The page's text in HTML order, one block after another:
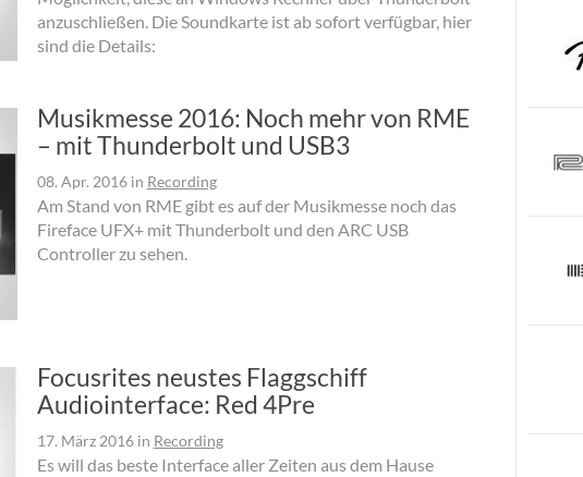
anzuschließen. Die Soundkarte ist ab sofort verfügbar, hier
sind die Details:
Musikmesse 2016: Noch mehr von RME
– mit Thunderbolt und USB3
08. Apr. 2016in Recording
Am Stand von RME gibt es auf der Musikmesse noch das
Fireface UFX+ mit Thunderbolt und den ARC USB
Controller zu sehen.
Focusrites neustes Flaggschiff
Audiointerface: Red 4Pre
17. März 2016in Recording
Es will das beste Interface aller Zeiten aus dem Hause